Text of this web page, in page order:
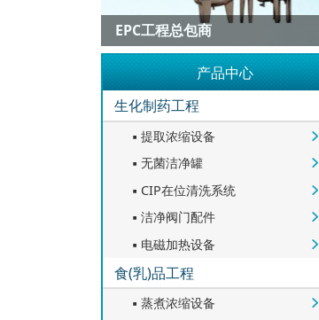
EPC工程总包商
产品中心
生化制药工程
 提取浓缩设备 
 无菌洁净罐 
 CIP在位清洗系统 
 洁净阀门配件 
 电磁加热设备 
食(乳)品工程
 蒸煮浓缩设备 